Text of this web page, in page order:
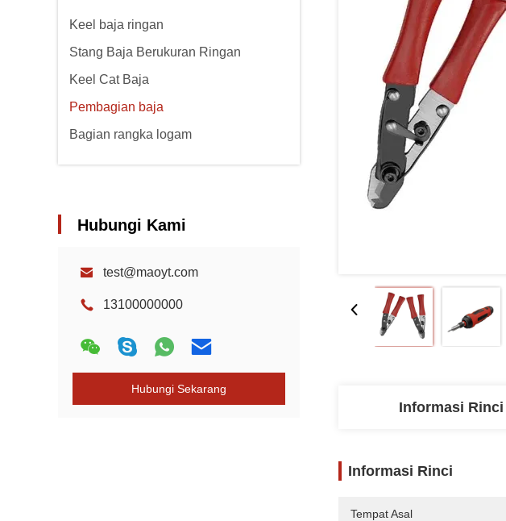
Keel baja ringan
Stang Baja Berukuran Ringan
Keel Cat Baja
Pembagian baja
Bagian rangka logam
Hubungi Kami
test@maoyt.com
13100000000
Hubungi Sekarang
Informasi Rinci
Informasi Rinci
Tempat Asal